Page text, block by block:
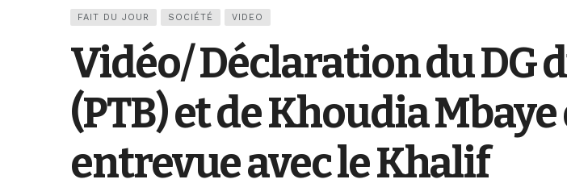
FAIT DU JOUR SOCIÉTÉ VIDEO
Vidéo/ Déclaration du DG
(PTB) et de Khoudia
entrevue avec le Khalif